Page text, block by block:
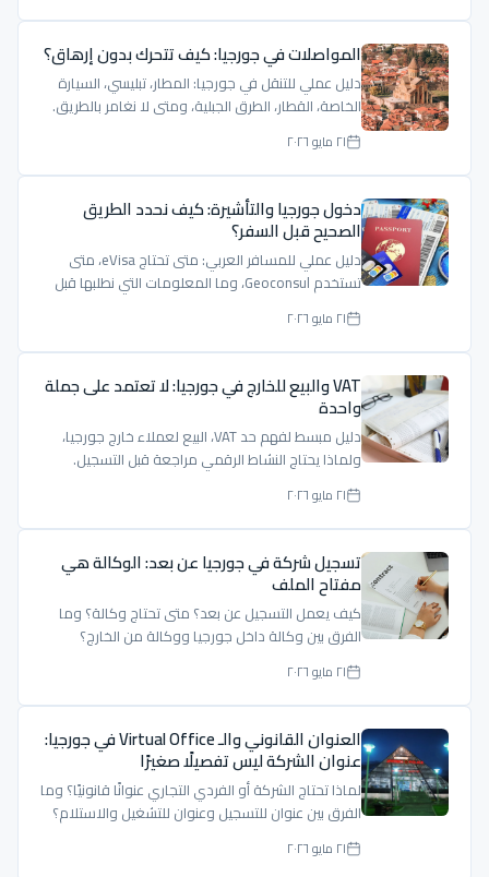
المواصلات في جورجيا: كيف تتحرك بدون إرهاق؟
دليل عملي للتنقل في جورجيا: المطار، تبليسي، السيارة
الخاصة، القطار، الطرق الجبلية، ومتى لا نغامر بالطريق.
٢١ مايو ٢٠٢٦
دخول جورجيا والتأشيرة: كيف نحدد الطريق
الصحيح قبل السفر؟
دليل عملي للمسافر العربي: متى تحتاج eVisa، متى
تستخدم Geoconsul، وما المعلومات التي نطلبها قبل
إعطاء جواب واضح.
٢١ مايو ٢٠٢٦
VAT والبيع للخارج في جورجيا: لا تعتمد على جملة
واحدة
دليل مبسط لفهم حد VAT، البيع لعملاء خارج جورجيا،
ولماذا يحتاج النشاط الرقمي مراجعة قبل التسجيل.
٢١ مايو ٢٠٢٦
تسجيل شركة في جورجيا عن بعد: الوكالة هي
مفتاح الملف
كيف يعمل التسجيل عن بعد؟ متى تحتاج وكالة؟ وما
الفرق بين وكالة داخل جورجيا ووكالة من الخارج؟
٢١ مايو ٢٠٢٦
العنوان القانوني والـ Virtual Office في جورجيا:
عنوان الشركة ليس تفصيلًا صغيرًا
لماذا تحتاج الشركة أو الفردي التجاري عنوانًا قانونيًا؟ وما
الفرق بين عنوان للتسجيل وعنوان للتشغيل والاستلام؟
٢١ مايو ٢٠٢٦